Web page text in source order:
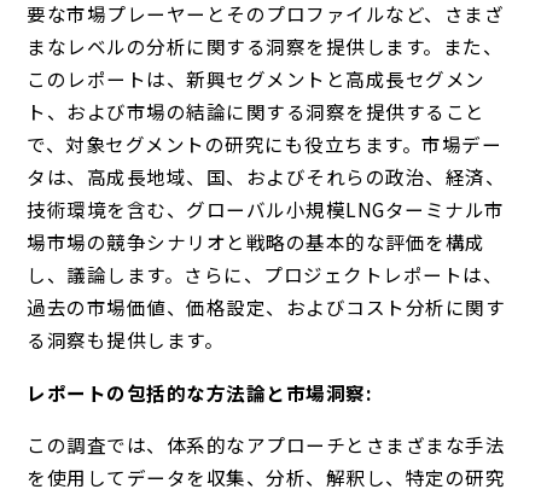
要な市場プレーヤーとそのプロファイルなど、さまざ
まなレベルの分析に関する洞察を提供します。また、
このレポートは、新興セグメントと高成長セグメン
ト、および市場の結論に関する洞察を提供すること
で、対象セグメントの研究にも役立ちます。市場デー
タは、高成長地域、国、およびそれらの政治、経済、
技術環境を含む、グローバル小規模LNGターミナル市
場市場の競争シナリオと戦略の基本的な評価を構成
し、議論します。さらに、プロジェクトレポートは、
過去の市場価値、価格設定、およびコスト分析に関す
る洞察も提供します。
レポートの包括的な方法論と市場洞察:
この調査では、体系的なアプローチとさまざまな手法
を使用してデータを収集、分析、解釈し、特定の研究